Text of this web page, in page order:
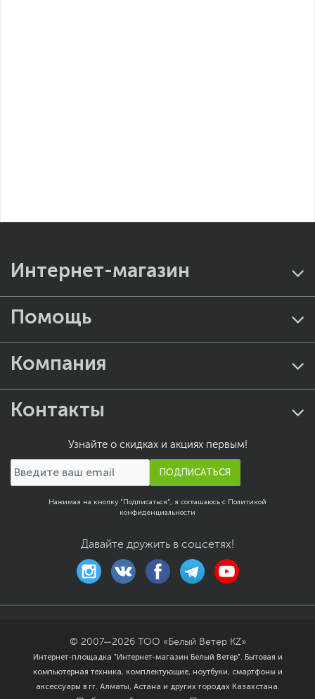
Интернет-магазин
Помощь
Компания
Контакты
Узнайте о скидках и акциях первым!
ПОДПИСАТЬСЯ
Нажимая на кнопку "Подписаться", я соглашаюсь с Политикой
конфиденциальности
Давайте дружить в соцсетях!
© 2007—2026 ТОО «Белый Ветер KZ»
Интернет-площадка "Интернет-магазин Белый Ветер". Бытовая и
компьютерная техника, комплектующие, ноутбуки, смартфоны и
аксессуары в гг. Алматы, Астана и других городах Казахстана.